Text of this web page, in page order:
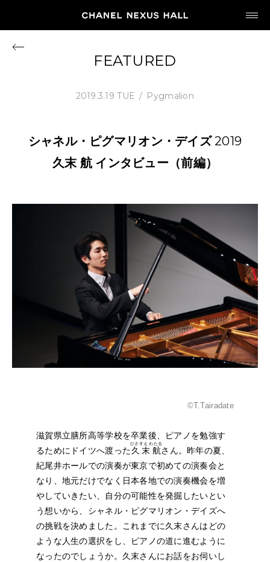
HOME
2026
ARCHIVE
NEWS
FEATURED
ABOUT US
FEATURED
2019.3.19 TUE Pygmalion
シャネル・ピグマリオン・デイズ2019
久末 航 インタビュー（前編）
©T.Tairadate
滋賀県立膳所高等学校を卒業後、ピアノを勉強す
るためにドイツへ渡った久末航
ひさすえ わたる
さん。昨年の夏、
紀尾井ホールでの演奏が東京で初めての演奏会と
なり、地元だけでなく日本各地での演奏機会を増
やしていきたい、自分の可能性を発掘したいとい
う想いから、シャネル・ピグマリオン・デイズへ
の挑戦を決めました。これまでに久末さんはどの
ような人生の選択をし、ピアノの道に進むように
なったのでしょうか。久末さんにお話をお伺いし